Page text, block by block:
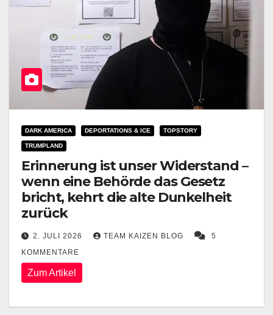
DARK AMERICA DEPORTATIONS & ICE TOPSTORY
TRUMPLAND
Erinnerung ist unser Widerstand –
wenn eine Behörde das Gesetz
bricht, kehrt die alte Dunkelheit
zurück
2. JULI 2026 TEAM KAIZEN BLOG
5
KOMMENTARE
Zum Artikel